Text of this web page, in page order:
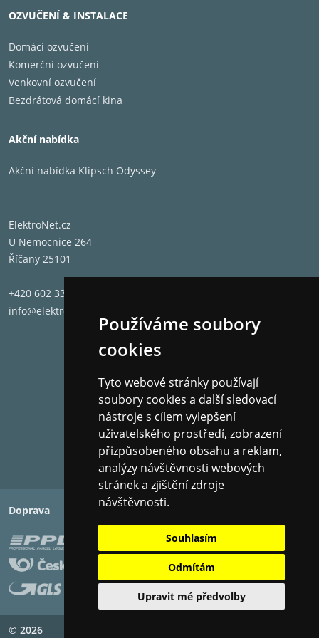
Používáme soubory
cookies
Tyto webové stránky používají
soubory cookies a další sledovací
nástroje s cílem vylepšení
uživatelského prostředí, zobrazení
přizpůsobeného obsahu a reklam,
analýzy návštěvnosti webových
stránek a zjištění zdroje
návštěvnosti.
Souhlasím
Odmítám
Upravit mé předvolby
BAREVNÉ PROVEDENÍ
Na/pod televizí – obrazovkou – centrální
3 Pásma
1 tweeter-medium, coaxial BC10, 2 x 13 cm/5”
13MD15/2TV
CITLIVOST
89.5 dB
DĚLÍCÍ FREKVENCE
900 - 3 200 Hz
OZVUČENÍ & INSTALACE
Domácí ozvučení
Komerční ozvučení
Venkovní ozvučení
Bezdrátová domácí kina
Akční nabídka
Akční nabídka Klipsch Odyssey
ElektroNet.cz
U Nemocnice 264
Říčany 25101
+420 602 331 662
info@elektronet.cz
Doprava Platba
© 2026